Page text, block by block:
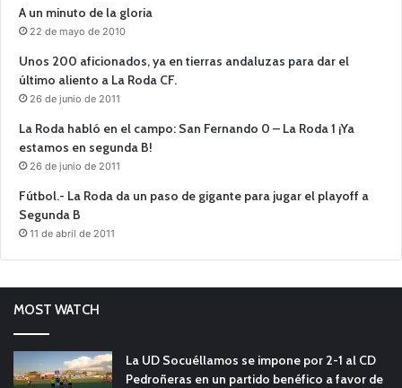
A un minuto de la gloria
22 de mayo de 2010
Unos 200 aficionados, ya en tierras andaluzas para dar el
último aliento a La Roda CF.
26 de junio de 2011
La Roda habló en el campo: San Fernando 0 – La Roda 1 ¡Ya
estamos en segunda B!
26 de junio de 2011
Fútbol.- La Roda da un paso de gigante para jugar el playoff a
Segunda B
11 de abril de 2011
MOST WATCH
La UD Socuéllamos se impone por 2-1 al CD
Pedroñeras en un partido benéfico a favor de